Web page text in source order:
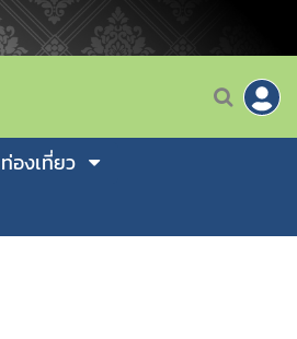
ท่องเที่ยว